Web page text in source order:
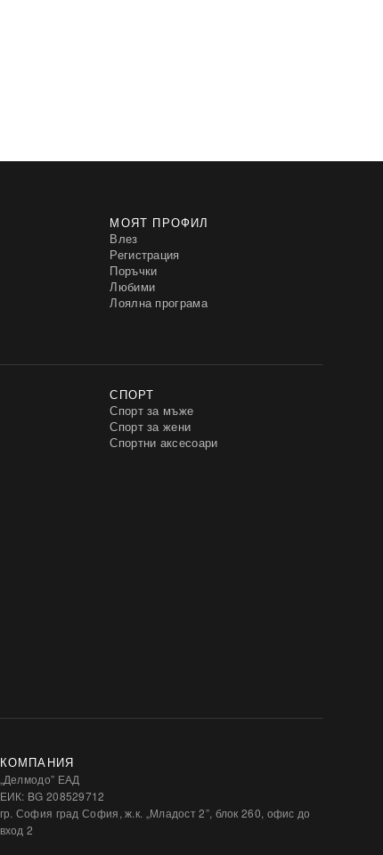
МОЯТ ПРОФИЛ
Влез
Регистрация
Поръчки
Любими
Лоялна програма
СПОРТ
Спорт за мъже
Спорт за жени
Спортни аксесоари
КОМПАНИЯ
„Делмодо” ЕАД
ЕИК: BG 208529712
гр. София град София, ж.к. „Младост 2”, блок 260, офис до
вход 2